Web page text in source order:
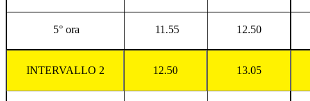
5° ora 11.55 12.50
INTERVALLO 2 12.50 13.05